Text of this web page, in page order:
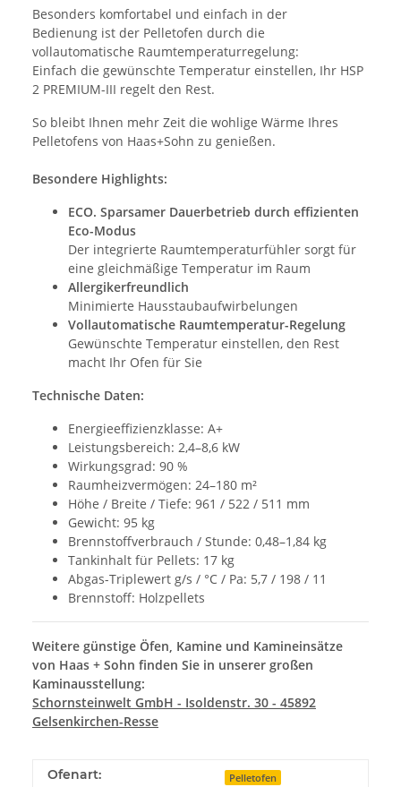
Besonders komfortabel und einfach in der
Bedienung ist der Pelletofen durch die
vollautomatische Raumtemperaturregelung:
Einfach die gewünschte Temperatur einstellen, Ihr HSP
2 PREMIUM-III regelt den Rest.
So bleibt Ihnen mehr Zeit die wohlige Wärme Ihres
Pelletofens von Haas+Sohn zu genießen.
Besondere Highlights:
ECO. Sparsamer Dauerbetrieb durch effizienten
Eco-Modus
Der integrierte Raumtemperaturfühler sorgt für
eine gleichmäßige Temperatur im Raum
Allergikerfreundlich
Minimierte Hausstaubaufwirbelungen
Vollautomatische Raumtemperatur-Regelung
Gewünschte Temperatur einstellen, den Rest
macht Ihr Ofen für Sie
Technische Daten:
Energieeffizienzklasse: A+
Leistungsbereich: 2,4–8,6 kW
Wirkungsgrad: 90 %
Raumheizvermögen: 24–180 m²
Höhe / Breite / Tiefe: 961 / 522 / 511 mm
Gewicht: 95 kg
Brennstoffverbrauch / Stunde: 0,48–1,84 kg
Tankinhalt für Pellets: 17 kg
Abgas-Triplewert g/s / °C / Pa: 5,7 / 198 / 11
Brennstoff: Holzpellets
Weitere günstige Öfen, Kamine und Kamineinsätze
von Haas + Sohn finden Sie in unserer großen
Kaminausstellung:
Schornsteinwelt GmbH - Isoldenstr. 30 - 45892
Gelsenkirchen-Resse
Ofenart: Pelletofen